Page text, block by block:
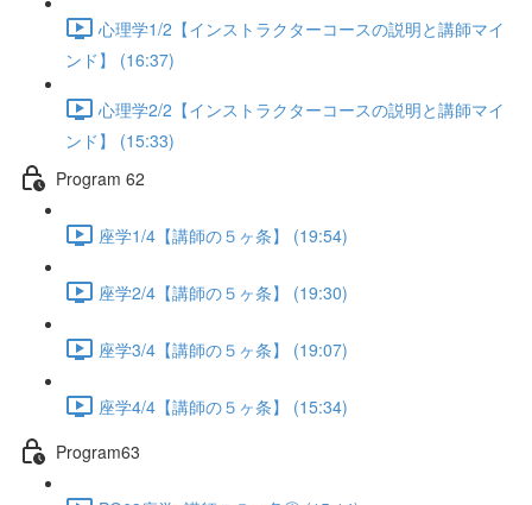
心理学1/2【インストラクターコースの説明と講師マイ
ンド】 (16:37)
心理学2/2【インストラクターコースの説明と講師マイ
ンド】 (15:33)
Program 62
座学1/4【講師の５ヶ条】 (19:54)
座学2/4【講師の５ヶ条】 (19:30)
座学3/4【講師の５ヶ条】 (19:07)
座学4/4【講師の５ヶ条】 (15:34)
Program63